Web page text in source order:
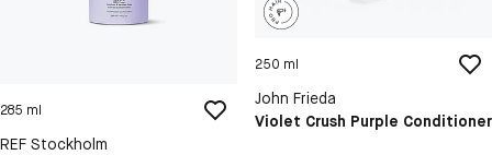
285 ml
REF Stockholm
250 ml
John Frieda
Violet Crush Purple Conditioner